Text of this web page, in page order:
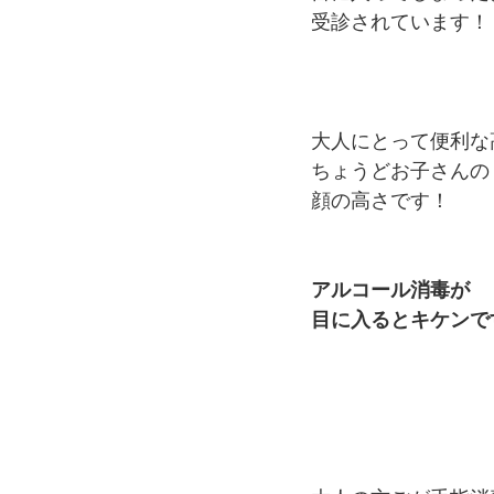
受診されています！
大人にとって便利な
ちょうどお子さんの﻿
顔の高さです！
アルコール消毒が﻿
目に入ると﻿キケンで